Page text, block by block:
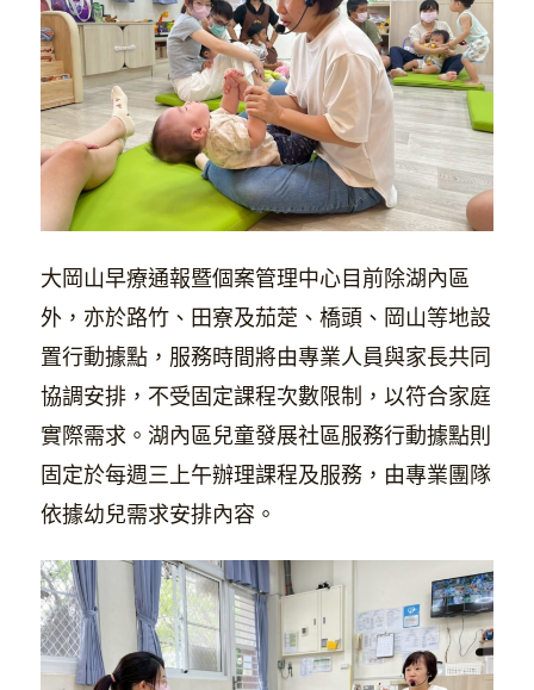
大岡山早療通報暨個案管理中心目前除湖內區
外，亦於路竹、田寮及茄萣、橋頭、岡山等地設
置行動據點，服務時間將由專業人員與家長共同
協調安排，不受固定課程次數限制，以符合家庭
實際需求。湖內區兒童發展社區服務行動據點則
固定於每週三上午辦理課程及服務，由專業團隊
依據幼兒需求安排內容。